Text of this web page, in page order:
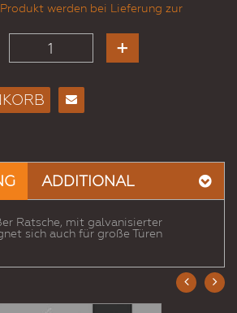
werden bei Lieferung zur
Freund
ADDITIONAL
Ratsche, mit galvanisierter
sich auch für große Türen